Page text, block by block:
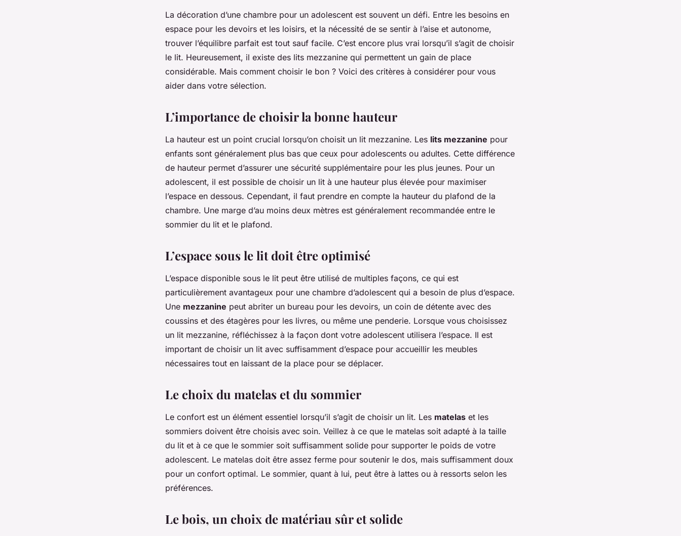
La décoration d’une chambre pour un adolescent est souvent un défi. Entre les besoins en
espace pour les devoirs et les loisirs, et la nécessité de se sentir à l’aise et autonome,
trouver l’équilibre parfait est tout sauf facile. C’est encore plus vrai lorsqu’il s’agit de choisir
le lit. Heureusement, il existe des lits mezzanine qui permettent un gain de place
considérable. Mais comment choisir le bon ? Voici des critères à considérer pour vous
aider dans votre sélection.
L’importance de choisir la bonne hauteur
La hauteur est un point crucial lorsqu’on choisit un lit mezzanine. Les lits mezzanine pour
enfants sont généralement plus bas que ceux pour adolescents ou adultes. Cette différence
de hauteur permet d’assurer une sécurité supplémentaire pour les plus jeunes. Pour un
adolescent, il est possible de choisir un lit à une hauteur plus élevée pour maximiser
l’espace en dessous. Cependant, il faut prendre en compte la hauteur du plafond de la
chambre. Une marge d’au moins deux mètres est généralement recommandée entre le
sommier du lit et le plafond.
L’espace sous le lit doit être optimisé
L’espace disponible sous le lit peut être utilisé de multiples façons, ce qui est
particulièrement avantageux pour une chambre d’adolescent qui a besoin de plus d’espace.
Une mezzanine peut abriter un bureau pour les devoirs, un coin de détente avec des
coussins et des étagères pour les livres, ou même une penderie. Lorsque vous choisissez
un lit mezzanine, réfléchissez à la façon dont votre adolescent utilisera l’espace. Il est
important de choisir un lit avec suffisamment d’espace pour accueillir les meubles
nécessaires tout en laissant de la place pour se déplacer.
Le choix du matelas et du sommier
Le confort est un élément essentiel lorsqu’il s’agit de choisir un lit. Les matelas et les
sommiers doivent être choisis avec soin. Veillez à ce que le matelas soit adapté à la taille
du lit et à ce que le sommier soit suffisamment solide pour supporter le poids de votre
adolescent. Le matelas doit être assez ferme pour soutenir le dos, mais suffisamment doux
pour un confort optimal. Le sommier, quant à lui, peut être à lattes ou à ressorts selon les
préférences.
Le bois, un choix de matériau sûr et solide